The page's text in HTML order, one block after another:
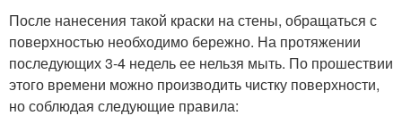
После нанесения такой краски на стены, обращаться с
поверхностью необходимо бережно. На протяжении
последующих 3-4 недель ее нельзя мыть. По прошествии
этого времени можно производить чистку поверхности,
но соблюдая следующие правила: